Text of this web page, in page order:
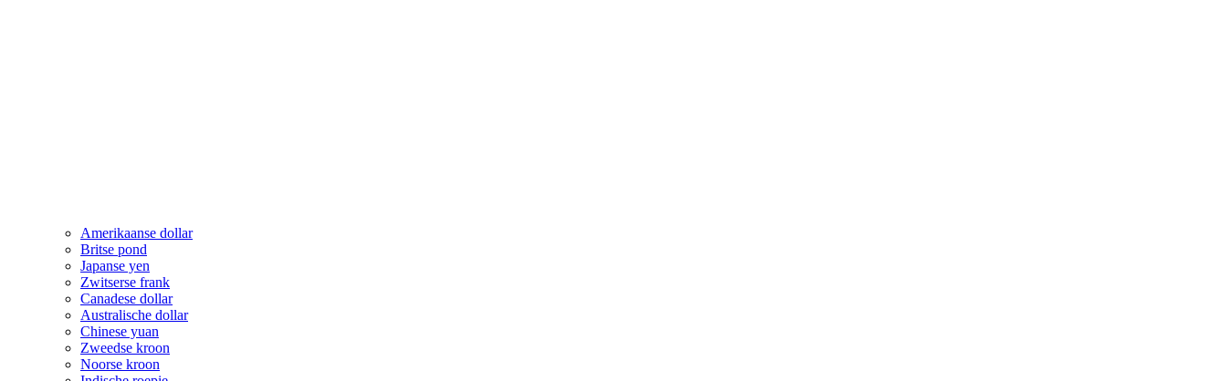
Amerikaanse dollar
Britse pond
Japanse yen
Zwitserse frank
Canadese dollar
Australische dollar
Chinese yuan
Zweedse kroon
Noorse kroon